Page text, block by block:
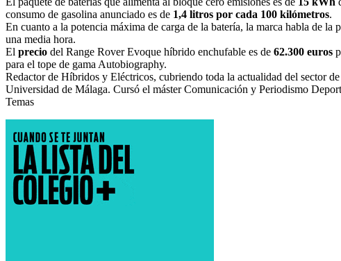
consumo de gasolina anunciado es de 1,4 litros por cada 100 kilómetros.
En cuanto a la potencia máxima de carga de la batería, la marca habla de
una media hora.
El precio del Range Rover Evoque híbrido enchufable es de 62.300 euros
para el tope de gama Autobiography.
Redactor de Híbridos y Eléctricos, cubriendo toda la actualidad del sector
Universidad de Málaga. Cursó el máster Comunicación y Periodismo
Temas